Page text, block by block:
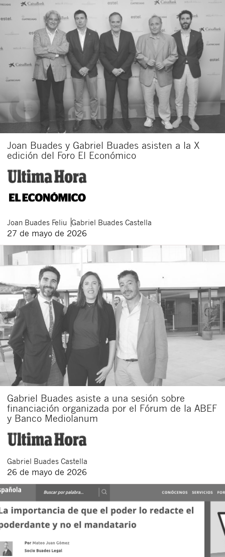
Joan Buades y Gabriel Buades asisten a la X
edición del Foro El Económico
Joan Buades Feliu Gabriel Buades Castella
27 de mayo de 2026
Gabriel Buades asiste a una sesión sobre
financiación organizada por el Fórum de la ABEF
y Banco Mediolanum
Gabriel Buades Castella
26 de mayo de 2026
Acepto recibir comunicaciones sobre nuevos
artículos legales.
Acepto
condiciones
legales
de
privacidad
de esta
web.
Al pulsar el botón de envío manifiesta haber leído la siguiente
información básica sobre privacidad : El responsable del tratamiento
es Buades Legal S.L. La finalidad es la atención a su solicitud. Tiene
derecho a acceder, rectificar y suprimir los datos, así como otros
derechos como se explica en la política de privacidad de nuestra web